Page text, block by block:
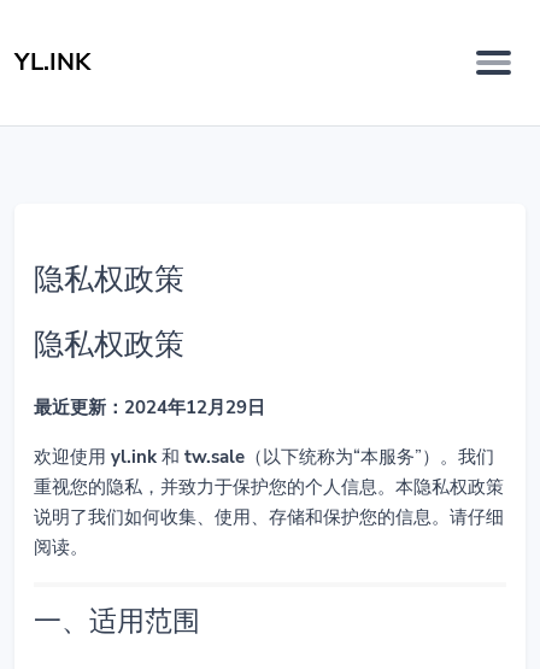
YL.INK
隐私权政策
隐私权政策
最近更新：2024年12月29日
欢迎使用 yl.ink 和 tw.sale （以下统称为“本服务”）。我们
重视您的隐私，并致力于保护您的个人信息。本隐私权政策
说明了我们如何收集、使用、存储和保护您的信息。请仔细
阅读。
一、适用范围